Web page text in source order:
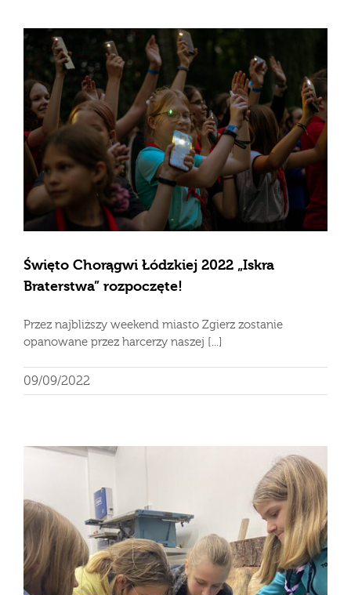
Święto Chorągwi Łódzkiej 2022 „Iskra
Braterstwa” rozpoczęte!
Przez najbliższy weekend miasto Zgierz zostanie
opanowane przez harcerzy naszej [...]
09/09/2022